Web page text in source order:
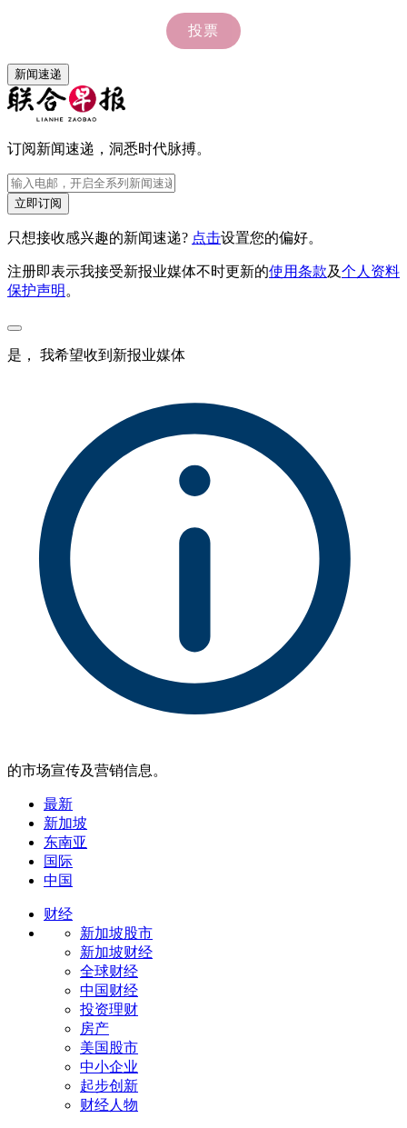
新闻速递
订阅新闻速递，洞悉时代脉搏。
立即订阅
只想接收感兴趣的新闻速递? 点击设置您的偏好。
注册即表示我接受新报业媒体不时更新的使用条款及个人资料
保护声明 。
是， 我希望收到新报业媒体
的市场宣传及营销信息。
最新
新加坡
东南亚
国际
中国
财经
新加坡股市
新加坡财经
全球财经
中国财经
投资理财
房产
美国股市
中小企业
起步创新
财经人物